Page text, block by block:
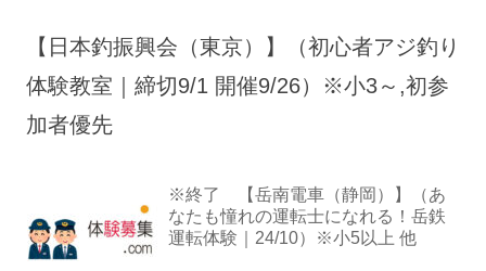
【日本釣振興会（東京）】（初心者アジ釣り
体験教室｜締切9/1 開催9/26）※小3～,初参
加者優先
※終了 【岳南電車（静岡）】（あ
なたも憧れの運転士になれる！岳鉄
運転体験｜24/10）※小5以上 他